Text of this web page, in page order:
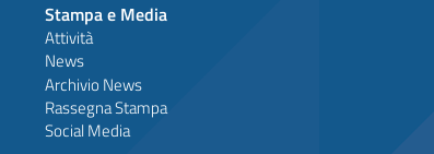
Stampa e Media
Attività
News
Archivio News
Rassegna Stampa
Social Media